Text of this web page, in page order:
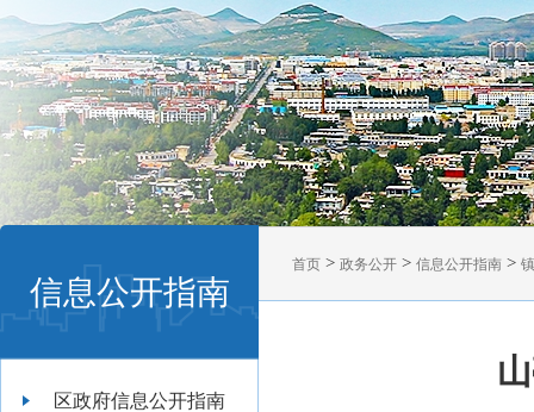
信息公开指南
区政府信息公开指南
首页 > 政务公开 > 信息公开指南 >